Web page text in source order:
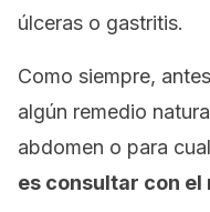
úlceras o gastritis.
Como siempre,
algún remedio
abdomen o para
es consultar con el